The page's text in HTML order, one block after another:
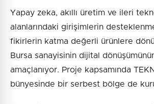
Yapay zeka, akıllı üretim ve ileri
alanlarındaki girişimlerin
fikirlerin katma değerli ürünlere
Bursa sanayisinin dijital dönüşümünün
amaçlanıyor. Proje kapsamında
bünyesinde bir serbest bölge de